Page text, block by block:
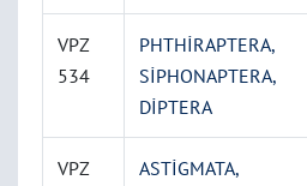
VPZ
534
PHTHİRAPTERA,
SİPHONAPTERA,
DİPTERA
VPZ
ASTİGMATA,